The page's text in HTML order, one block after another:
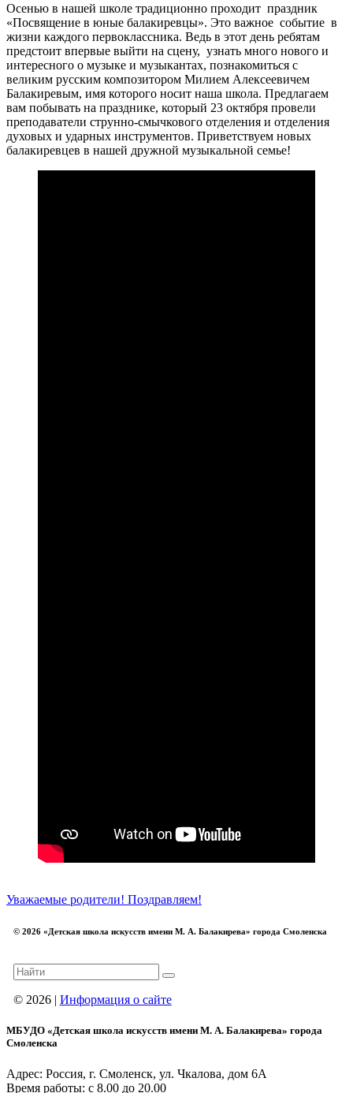
Осенью в нашей школе традиционно проходит праздник
«Посвящение в юные балакиревцы». Это важное событие в
жизни каждого первоклассника. Ведь в этот день ребятам
предстоит впервые выйти на сцену, узнать много нового и
интересного о музыке и музыкантах, познакомиться с
великим русским композитором Милием Алексеевичем
Балакиревым, имя которого носит наша школа. Предлагаем
вам побывать на празднике, который 23 октября провели
преподаватели струнно-смычкового отделения и отделения
духовых и ударных инструментов. Приветствуем новых
балакиревцев в нашей дружной музыкальной семье!
Уважаемые родители! Поздравляем!
© 2026 «Детская школа искусств имени М. А. Балакирева» города Смоленска
© 2026 | Информация о сайте
МБУДО «Детская школа искусств имени М. А. Балакирева» города
Смоленска
Адрес: Россия, г. Смоленск, ул. Чкалова, дом 6А
Время работы: с 8.00 до 20.00